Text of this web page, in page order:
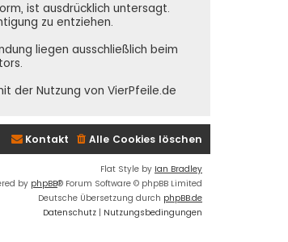
ist ausdrücklich untersagt.
zu entziehen.
liegen ausschließlich beim
der Nutzung von VierPfeile.de
Alle Cookies löschen
Kontakt
Flat Style by Ian Bradley
by phpBB® Forum Software © phpBB Limited
Deutsche Übersetzung durch phpBB.de
Datenschutz | Nutzungsbedingungen